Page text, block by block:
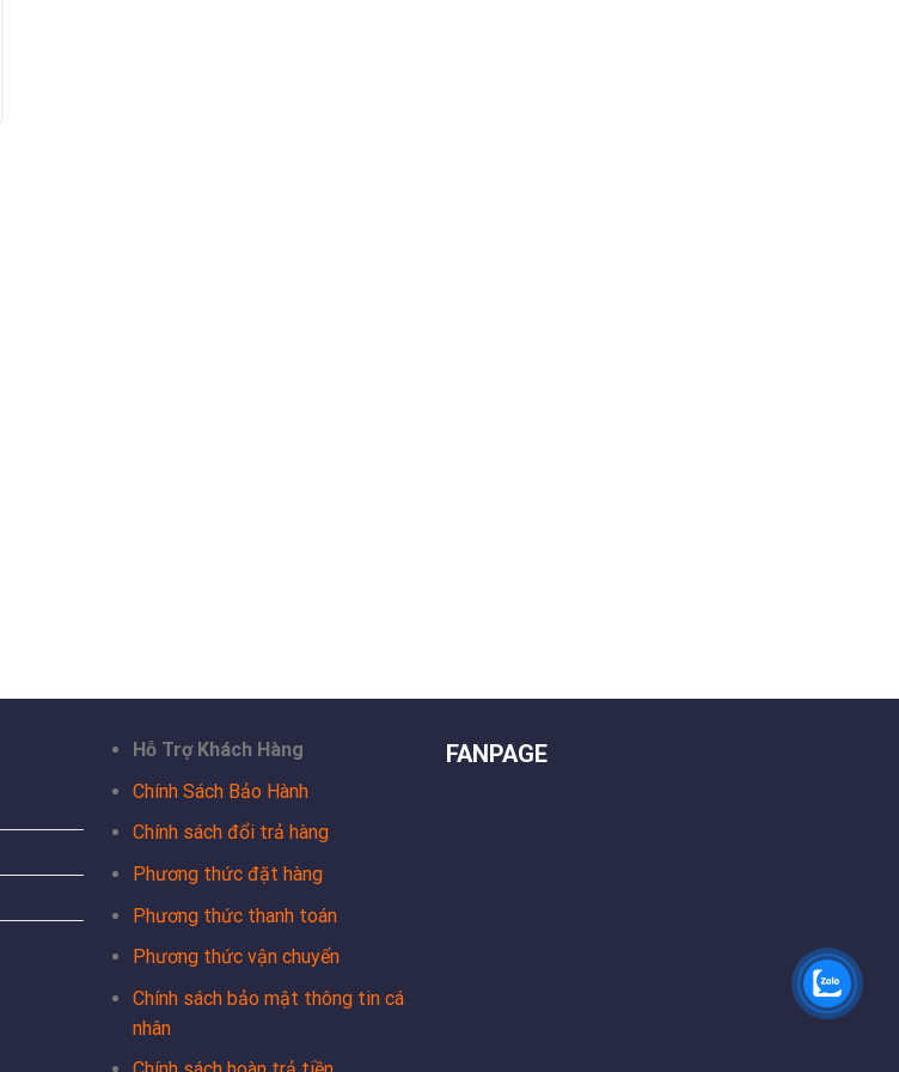
Hỗ Trợ Khách Hàng
Chính Sách Bảo Hành
Chính sách đổi trả hàng
Phương thức đặt hàng
Phương thức thanh toán
Phương thức vận chuyển
Chính sách bảo mật thông tin cá
nhân
FANPAGE